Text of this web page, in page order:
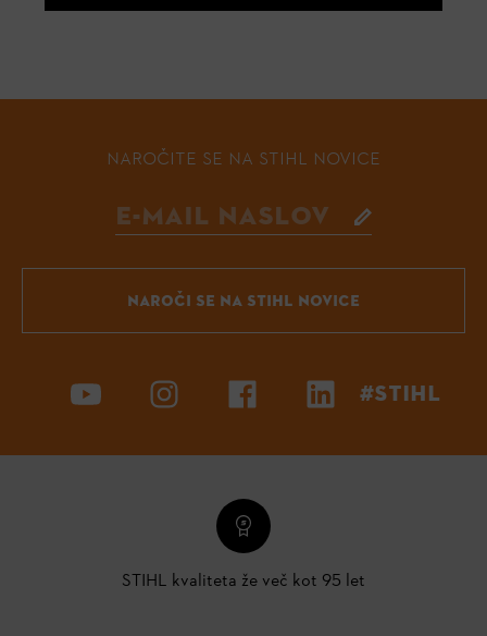
NAROČITE SE NA STIHL NOVICE
NAROČI SE NA STIHL NOVICE
#STIHL
STIHL kvaliteta že več kot 95 let